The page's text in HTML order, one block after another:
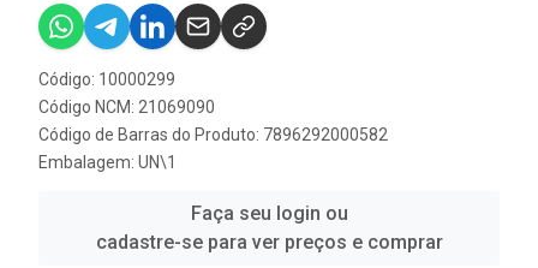
Código: 10000299
Código NCM: 21069090
Código de Barras do Produto: 7896292000582
Embalagem: UN\1
Faça seu login ou
cadastre-se para ver preços e comprar